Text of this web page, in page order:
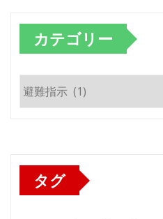
カテゴリー
カ
テ
タグ